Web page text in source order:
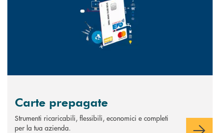
Carte prepagate
Strumenti ricaricabili, flessibili, economici e completi
per la tua azienda.